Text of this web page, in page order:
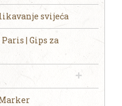
svijeća
| Gips za